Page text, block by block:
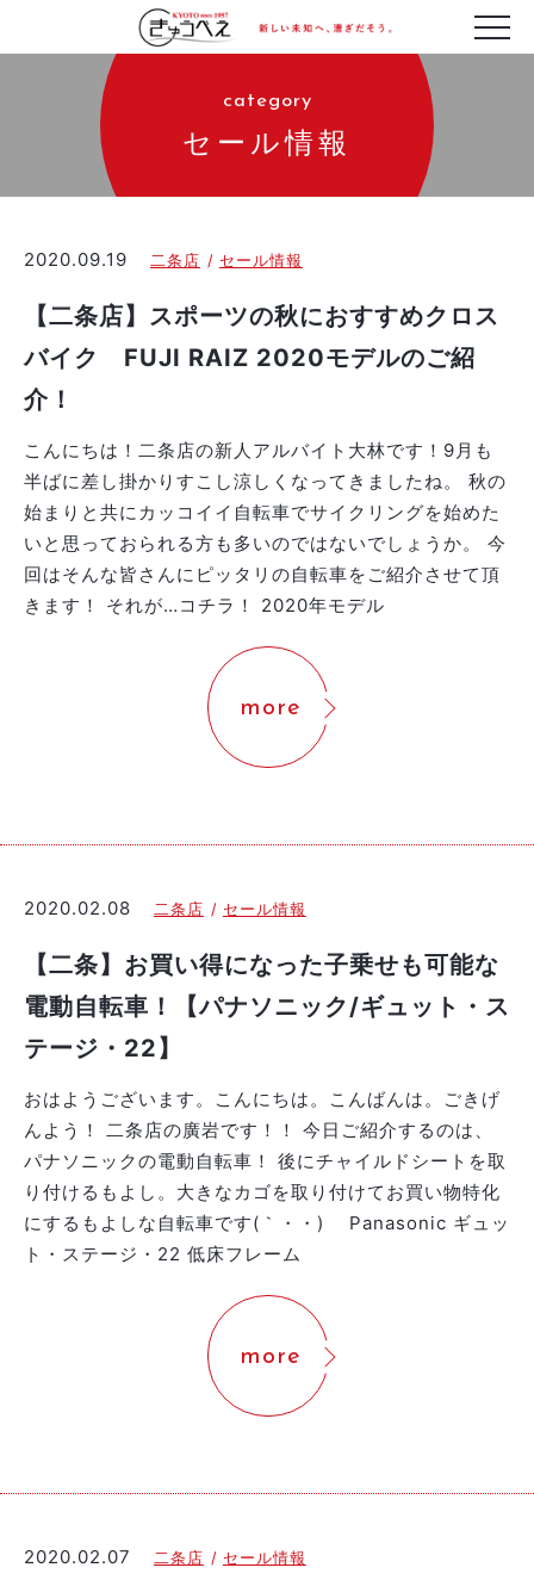
category
セール情報
2020.09.19 二条店 セール情報
【二条店】スポーツの秋におすすめクロス
バイク FUJI RAIZ 2020モデルのご紹
介！
こんにちは！二条店の新人アルバイト大林です！9月も
半ばに差し掛かりすこし涼しくなってきましたね。 秋の
始まりと共にカッコイイ自転車でサイクリングを始めた
いと思っておられる方も多いのではないでしょうか。 今
回はそんな皆さんにピッタリの自転車をご紹介させて頂
きます！ それが…コチラ！ 2020年モデル
more
2020.02.08 二条店 セール情報
【二条】お買い得になった子乗せも可能な
電動自転車！【パナソニック/ギュット・ス
テージ・22】
おはようございます。こんにちは。こんばんは。ごきげ
んよう！ 二条店の廣岩です！！ 今日ご紹介するのは、
パナソニックの電動自転車！ 後にチャイルドシートを取
り付けるもよし。大きなカゴを取り付けてお買い物特化
にするもよしな自転車です(｀・・)ゞ Panasonic ギュッ
ト・ステージ・22 低床フレーム
more
2020.02.07 二条店 セール情報